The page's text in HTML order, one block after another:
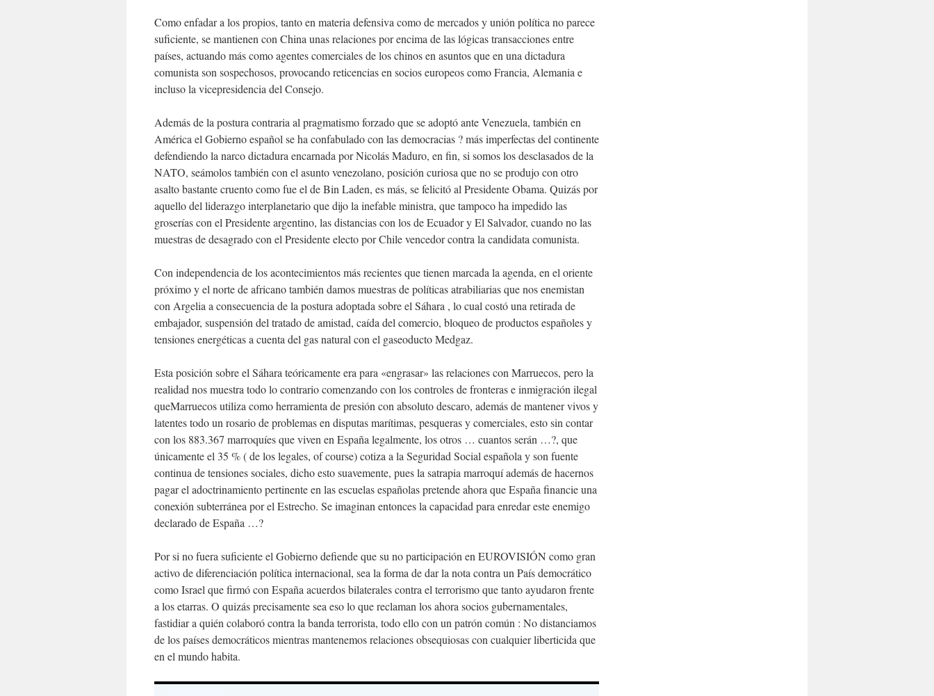
Como enfadar a los propios, tanto en materia defensiva como de mercados y unión política no parece
suficiente, se mantienen con China unas relaciones por encima de las lógicas transacciones entre
países, actuando más como agentes comerciales de los chinos en asuntos que en una dictadura
comunista son sospechosos, provocando reticencias en socios europeos como Francia, Alemania e
incluso la vicepresidencia del Consejo.
Además de la postura contraria al pragmatismo forzado que se adoptó ante Venezuela, también en
América el Gobierno español se ha confabulado con las democracias ? más imperfectas del continente
defendiendo la narco dictadura encarnada por Nicolás Maduro, en fin, si somos los desclasados de la
NATO, seámolos también con el asunto venezolano, posición curiosa que no se produjo con otro
asalto bastante cruento como fue el de Bin Laden, es más, se felicitó al Presidente Obama. Quizás por
aquello del liderazgo interplanetario que dijo la inefable ministra, que tampoco ha impedido las
groserías con el Presidente argentino, las distancias con los de Ecuador y El Salvador, cuando no las
muestras de desagrado con el Presidente electo por Chile vencedor contra la candidata comunista.
Con independencia de los acontecimientos más recientes que tienen marcada la agenda, en el oriente
próximo y el norte de africano también damos muestras de políticas atrabiliarias que nos enemistan
con Argelia a consecuencia de la postura adoptada sobre el Sáhara , lo cual costó una retirada de
embajador, suspensión del tratado de amistad, caída del comercio, bloqueo de productos españoles y
tensiones energéticas a cuenta del gas natural con el gaseoducto Medgaz.
Esta posición sobre el Sáhara teóricamente era para «engrasar» las relaciones con Marruecos, pero la
realidad nos muestra todo lo contrario comenzando con los controles de fronteras e inmigración ilegal
queMarruecos utiliza como herramienta de presión con absoluto descaro, además de mantener vivos y
latentes todo un rosario de problemas en disputas marítimas, pesqueras y comerciales, esto sin contar
con los 883.367 marroquíes que viven en España legalmente, los otros … cuantos serán …?, que
únicamente el 35 % ( de los legales, of course) cotiza a la Seguridad Social española y son fuente
continua de tensiones sociales, dicho esto suavemente, pues la satrapia marroquí además de hacernos
pagar el adoctrinamiento pertinente en las escuelas españolas pretende ahora que España financie una
conexión subterránea por el Estrecho. Se imaginan entonces la capacidad para enredar este enemigo
declarado de España …?
Por si no fuera suficiente el Gobierno defiende que su no participación en EUROVISIÓN como gran
activo de diferenciación política internacional, sea la forma de dar la nota contra un País democrático
como Israel que firmó con España acuerdos bilaterales contra el terrorismo que tanto ayudaron frente
a los etarras. O quizás precisamente sea eso lo que reclaman los ahora socios gubernamentales,
fastidiar a quién colaboró contra la banda terrorista, todo ello con un patrón común : No distanciamos
de los países democráticos mientras mantenemos relaciones obsequiosas con cualquier liberticida que
en el mundo habita.